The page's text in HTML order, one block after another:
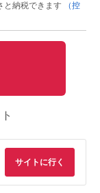
と納税できます
（控
サイトに行く